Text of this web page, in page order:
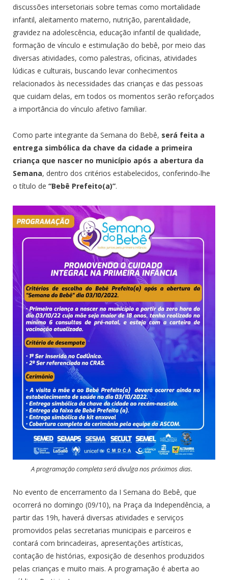
discussões intersetoriais sobre temas como mortalidade
infantil, aleitamento materno, nutrição, parentalidade,
gravidez na adolescência, educação infantil de qualidade,
formação de vínculo e estimulação do bebê, por meio das
diversas atividades, como palestras, oficinas, atividades
lúdicas e culturais, buscando levar conhecimentos
relacionados às necessidades das crianças e das pessoas
que cuidam delas, em todos os momentos serão reforçados
a importância do vínculo afetivo familiar.
Como parte integrante da Semana do Bebê, será feita a
entrega simbólica da chave da cidade a primeira
criança que nascer no município após a abertura da
Semana, dentro dos critérios estabelecidos, conferindo-lhe
o título de “Bebê Prefeito(a)”.
A programação completa será divulga nos próximos dias.
No evento de encerramento da I Semana do Bebê, que
ocorrerá no domingo (09/10), na Praça da Independência, a
partir das 19h, haverá diversas atividades e serviços
promovidos pelas secretarias municipais e parceiros e
contará com brincadeiras, apresentações artísticas,
contação de histórias, exposição de desenhos produzidos
pelas crianças e muito mais. A programação é aberta ao